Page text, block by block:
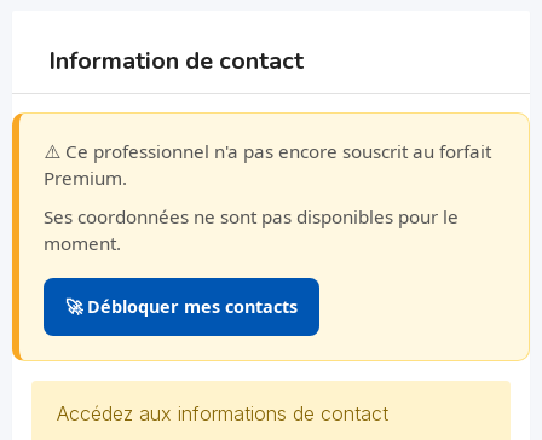
Information de contact
⚠️ Ce professionnel n'a pas encore souscrit au forfait
Premium.
Ses coordonnées ne sont pas disponibles pour le
moment.
🚀 Débloquer mes contacts
Accédez aux informations de contact